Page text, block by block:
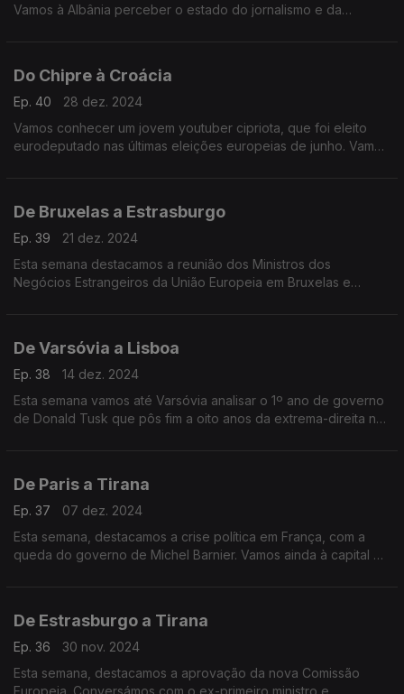
Vamos à Albânia perceber o estado do jornalismo e da
Do Chipre à Croácia
Ep. 40
28 dez. 2024
Vamos conhecer um jovem youtuber cipriota, que foi eleito
eurodeputado nas últimas eleições europeias de junho. Vamos
De Bruxelas a Estrasburgo
Ep. 39
21 dez. 2024
Esta semana destacamos a reunião dos Ministros dos
Negócios Estrangeiros da União Europeia em Bruxelas e
De Varsóvia a Lisboa
Ep. 38
14 dez. 2024
Esta semana vamos até Varsóvia analisar o 1º ano de governo
de Donald Tusk que pôs fim a oito anos da extrema-direita no
De Paris a Tirana
Ep. 37
07 dez. 2024
Esta semana, destacamos a crise política em França, com a
queda do governo de Michel Barnier. Vamos ainda à capital da
De Estrasburgo a Tirana
Ep. 36
30 nov. 2024
Esta semana, destacamos a aprovação da nova Comissão
Europeia. Conversámos com o ex-primeiro ministro e